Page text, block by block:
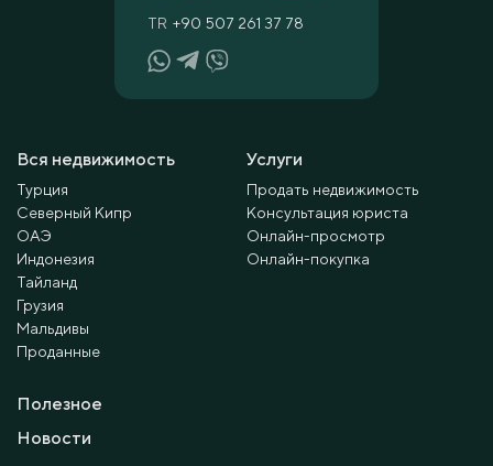
Вся недвижимость
Турция
Северный Кипр
ОАЭ
Индонезия
Тайланд
Грузия
Мальдивы
Проданные
Услуги
Продать недвижимость
Консультация юриста
Онлайн-просмотр
Онлайн-покупка
Полезное
Новости
TR +90 507 261 37 78